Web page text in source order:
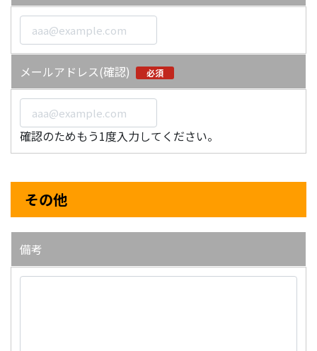
メールアドレス(確認) 必須
確認のためもう1度入力してください。
その他
備考